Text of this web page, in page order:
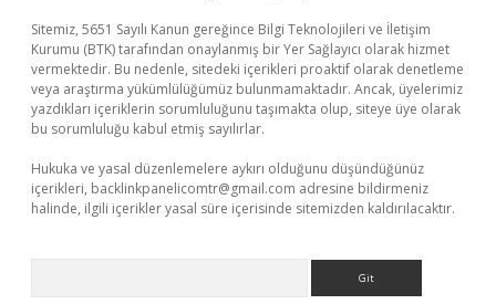
Sitemiz, 5651 Sayılı Kanun gereğince Bilgi Teknolojileri ve İletişim
Kurumu (BTK) tarafından onaylanmış bir Yer Sağlayıcı olarak hizmet
vermektedir. Bu nedenle, sitedeki içerikleri proaktif olarak denetleme
veya araştırma yükümlülüğümüz bulunmamaktadır. Ancak, üyelerimiz
yazdıkları içeriklerin sorumluluğunu taşımakta olup, siteye üye olarak
bu sorumluluğu kabul etmiş sayılırlar.
Hukuka ve yasal düzenlemelere aykırı olduğunu düşündüğünüz
içerikleri, backlinkpanelicomtr@gmail.com adresine bildirmeniz
halinde, ilgili içerikler yasal süre içerisinde sitemizden kaldırılacaktır.